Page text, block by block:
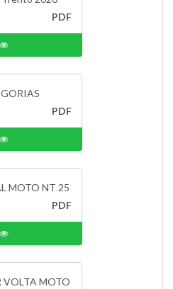
PDF
PDF
MOTO NT 25
PDF
VOLTA MOTO